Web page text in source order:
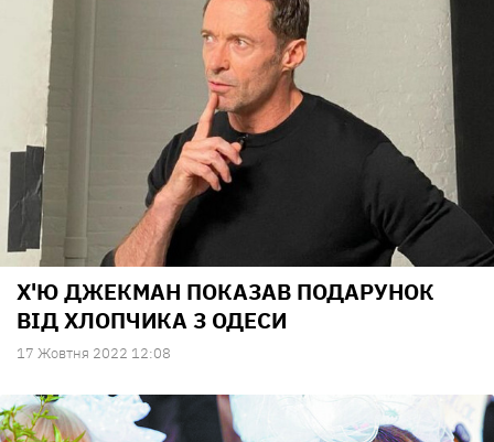
Х'Ю ДЖЕКМАН ПОКАЗАВ ПОДАРУНОК
ВІД ХЛОПЧИКА З ОДЕСИ
17 Жовтня 2022 12:08